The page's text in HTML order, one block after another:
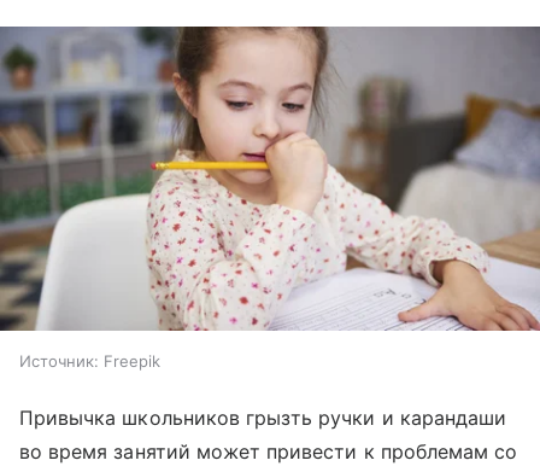
Источник: Freepik
Привычка школьников грызть ручки и карандаши
во время занятий может привести к проблемам со